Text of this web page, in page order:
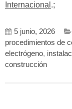
Internacional .;
5 junio, 2026
procedimientos de
electrógeno,
construcción